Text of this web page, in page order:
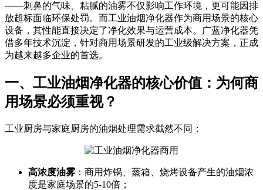
——刺鼻的气味、粘腻的油雾不仅影响工作环境，更可能因排
放超标面临环保处罚。而工业油烟净化器作为商用场景的核心
设备，其性能直接决定了净化效果与运营成本。广蓝净化器凭
借多年技术沉淀，针对商用场景研发的工业级解决方案，正成
为越来越多企业的首选。
一、工业油烟净化器的核心价值：为何商
用场景必须重视？
工业厨房与家庭厨房的油烟处理需求截然不同：
高浓度油雾 ：商用炸锅、蒸箱、烧烤设备产生的油烟浓
度是家庭场景的5-10倍；